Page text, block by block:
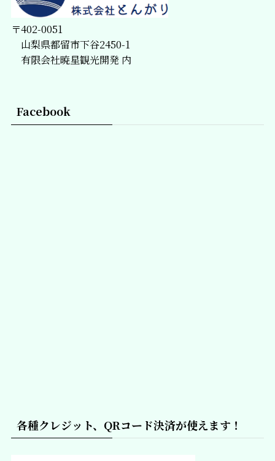
〒402-0051
山梨県都留市下谷2450-1
有限会社暁星観光開発 内
Facebook
各種クレジット、QRコード決済が使えます！